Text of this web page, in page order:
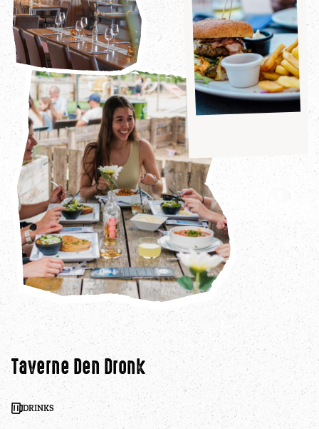
Taverne Den Dronk
DRINKS